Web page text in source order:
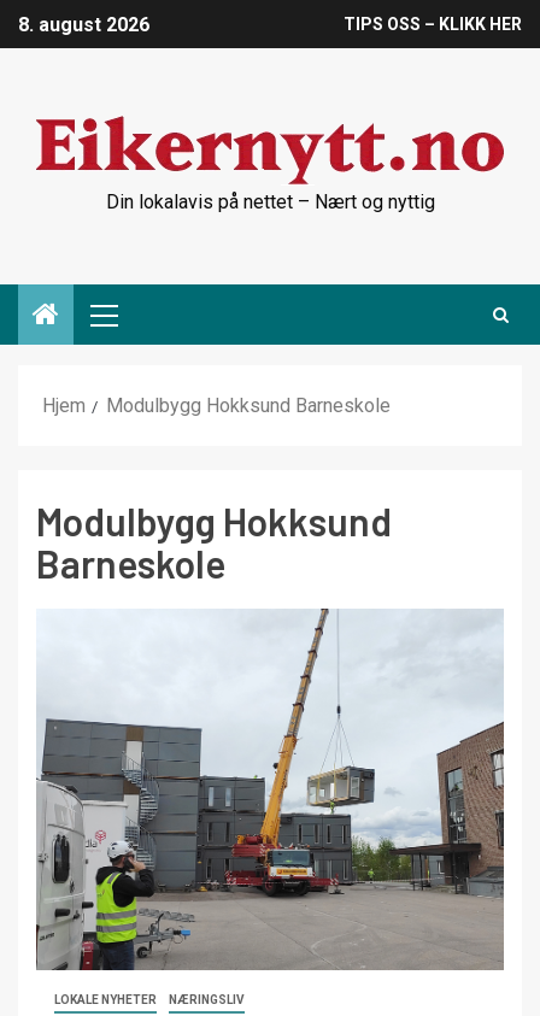
8. august 2026 TIPS OSS – KLIKK HER
Din lokalavis på nettet – Nært og nyttig
Hjem Modulbygg Hokksund Barneskole
Modulbygg Hokksund
Barneskole
LOKALE NYHETER NÆRINGSLIV